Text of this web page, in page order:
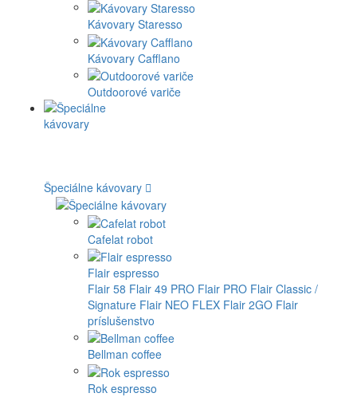
Kávovary Staresso
Kávovary Cafflano
Outdoorové variče
Špeciálne kávovary
Cafelat robot
Flair espresso
Flair 58 Flair 49 PRO Flair PRO Flair Classic /
Signature Flair NEO FLEX Flair 2GO Flair
príslušenstvo
Bellman coffee
Rok espresso